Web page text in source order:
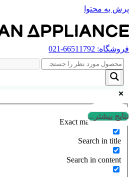
پرش به محتوا
فروشگاه: 66511792
-021
نتایج بیشتر...
Exact matches only
Search in title
Search in content